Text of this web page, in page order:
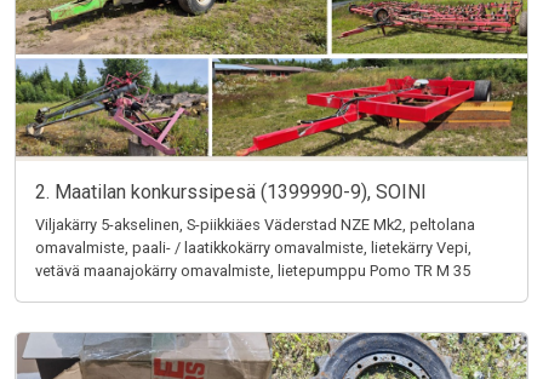
2. Maatilan konkurssipesä (1399990-9), SOINI
Viljakärry 5-akselinen, S-piikkiäes Väderstad NZE Mk2, peltolana
omavalmiste, paali- / laatikkokärry omavalmiste, lietekärry Vepi,
vetävä maanajokärry omavalmiste, lietepumppu Pomo TR M 35